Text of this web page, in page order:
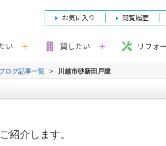
お気に入り 閲覧履歴
い 貸したい リフォ
ログ記事一覧 > 川越市砂新田戸建
紹介します。